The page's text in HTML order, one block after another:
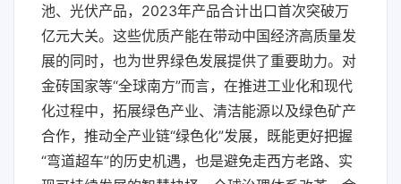
池、光伏产品，2023年产品合计出口首次突破万
亿元大关。这些优质产能在带动中国经济高质量发
展的同时，也为世界绿色发展提供了重要助力。对
金砖国家等“全球南方”而言，在推进工业化和现代
化过程中，拓展绿色产业、清洁能源以及绿色矿产
合作，推动全产业链“绿色化”发展，既能更好把握
“弯道超车”的历史机遇，也是避免走西方老路、实